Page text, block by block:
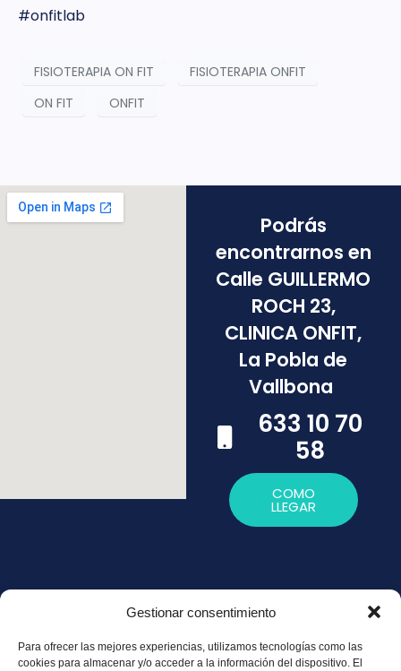
Gestionar consentimiento
Para ofrecer las mejores experiencias, utilizamos tecnologías como las
cookies para almacenar y/o acceder a la información del dispositivo. El
#onfitlab
FISIOTERAPIA ON FIT
FISIOTERAPIA ONFIT
ON FIT
ONFIT
Podrás
encontrarnos en
Calle GUILLERMO
ROCH 23,
CLINICA ONFIT,
La Pobla de
Vallbona
633 10 70
58
COMO
LLEGAR
Privacidad